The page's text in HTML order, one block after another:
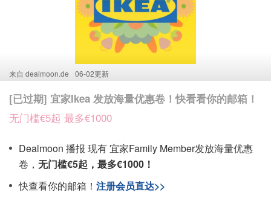
来自 dealmoon.de 06-02更新
[已过期] 宜家Ikea 发放海量优惠卷！快看看你的邮箱！
无门槛€5起 最多€1000
Dealmoon 播报 现有 宜家Family Member发放海量优惠
卷， 无门槛€5起，最多€1000！
快查看你的邮箱！ 注册会员直达>>